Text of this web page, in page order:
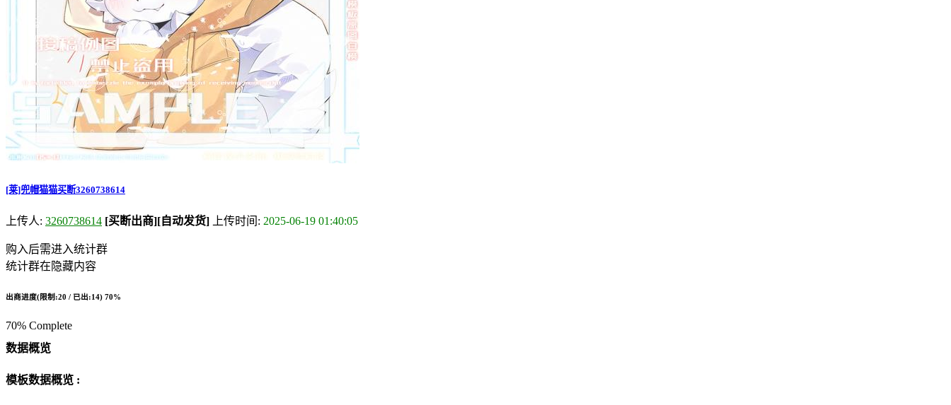
[莱]兜帽猫猫买断3260738614
上传人: 3260738614 [买断出商][自动发货] 上传时间: 2025-06-19 01:40:05
购入后需进入统计群
统计群在隐藏内容
出商进度(限制:20 / 已出:14) 70%
70% Complete
数据概览
模板数据概览 :